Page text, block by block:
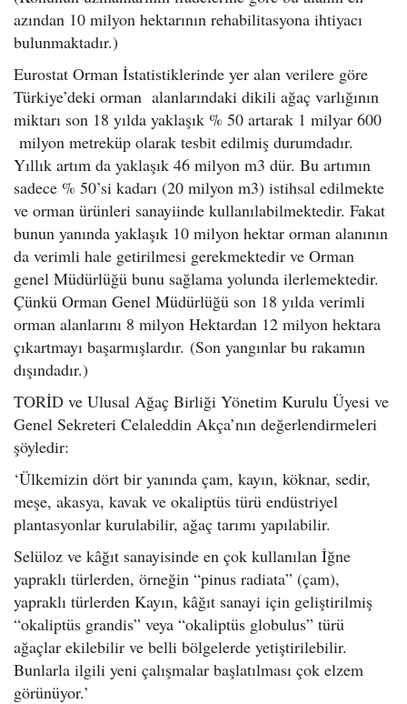
azından 10 milyon hektarının rehabilitasyona ihtiyacı
bulunmaktadır.)
Eurostat Orman İstatistiklerinde yer alan verilere göre
Türkiye’deki orman alanlarındaki dikili ağaç varlığının
miktarı son 18 yılda yaklaşık % 50 artarak 1 milyar 600
milyon metreküp olarak tesbit edilmiş durumdadır.
Yıllık artım da yaklaşık 46 milyon m3 dür. Bu artımın
sadece % 50’si kadarı (20 milyon m3) istihsal edilmekte
ve orman ürünleri sanayiinde kullanılabilmektedir. Fakat
bunun yanında yaklaşık 10 milyon hektar orman alanının
da verimli hale getirilmesi gerekmektedir ve Orman
genel Müdürlüğü bunu sağlama yolunda ilerlemektedir.
Çünkü Orman Genel Müdürlüğü son 18 yılda verimli
orman alanlarını 8 milyon Hektardan 12 milyon hektara
çıkartmayı başarmışlardır. (Son yangınlar bu rakamın
dışındadır.)
TORİD ve Ulusal Ağaç Birliği Yönetim Kurulu Üyesi ve
Genel Sekreteri Celaleddin Akça’nın değerlendirmeleri
şöyledir:
‘Ülkemizin dört bir yanında çam, kayın, köknar, sedir,
meşe, akasya, kavak ve okaliptüs türü endüstriyel
plantasyonlar kurulabilir, ağaç tarımı yapılabilir.
Selüloz ve kâğıt sanayisinde en çok kullanılan İğne
yapraklı türlerden, örneğin “pinus radiata” (çam),
yapraklı türlerden Kayın, kâğıt sanayi için geliştirilmiş
“okaliptüs grandis” veya “okaliptüs globulus” türü
ağaçlar ekilebilir ve belli bölgelerde yetiştirilebilir.
Bunlarla ilgili yeni çalışmalar başlatılması çok elzem
görünüyor.’